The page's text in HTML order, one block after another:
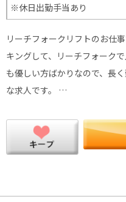
※休日出勤手当あり
リーチフォークリフトのお仕
キングして、リーチフォーク
も優しい方ばかりなので、長
な求人です。 …